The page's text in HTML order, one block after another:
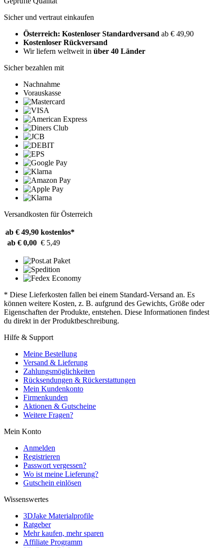
Sicher und vertraut einkaufen
Österreich: Kostenloser Standardversand ab € 49,90
Kostenloser Rückversand
Wir liefern weltweit in über 40 Länder
Sicher bezahlen mit
Nachnahme
Vorauskasse
Versandkosten für Österreich
ab € 49,90 kostenlos*
ab € 0,00 € 5,49
* Diese Lieferkosten fallen bei einem Standard-Versand an. Es
können weitere Kosten, z. B. aufgrund des Gewichts, Größe oder
Eigenschaften der Produkte, entstehen. Diese Informationen findest
du direkt in der Produktbeschreibung.
Hilfe & Support
Meine Bestellung
Versand & Lieferung
Zahlungsmöglichkeiten
Rücksendungen & Rückerstattungen
Mein Kundenkonto
Firmenkunden
Aktionen & Gutscheine
Weitere Fragen?
Mein Konto
Anmelden
Registrieren
Passwort vergessen?
Wo ist meine Lieferung?
Gutschein einlösen
Wissenswertes
3DJake Materialprofile
Ratgeber
Mehr kaufen, mehr sparen
Affiliate Programm